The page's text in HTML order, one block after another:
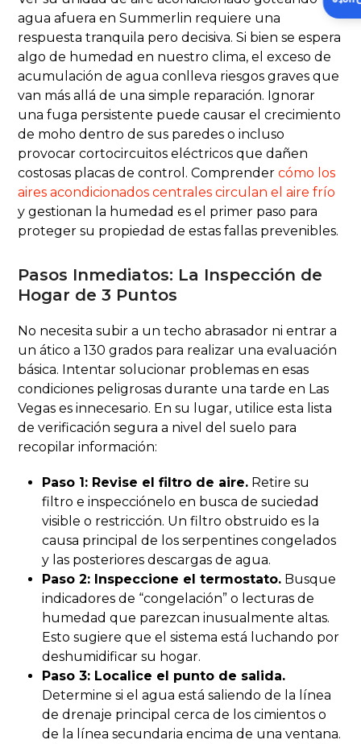
agua afuera en Summerlin requiere una
respuesta tranquila pero decisiva. Si bien se espera
algo de humedad en nuestro clima, el exceso de
acumulación de agua conlleva riesgos graves que
van más allá de una simple reparación. Ignorar
una fuga persistente puede causar el crecimiento
de moho dentro de sus paredes o incluso
provocar cortocircuitos eléctricos que dañen
costosas placas de control. Comprendercómo los
aires acondicionados centrales circulan el aire frío
y gestionan la humedad es el primer paso para
proteger su propiedad de estas fallas prevenibles.
Pasos Inmediatos: La Inspección de
Hogar de 3 Puntos
No necesita subir a un techo abrasador ni entrar a
un ático a 130 grados para realizar una evaluación
básica. Intentar solucionar problemas en esas
condiciones peligrosas durante una tarde en Las
Vegas es innecesario. En su lugar, utilice esta lista
de verificación segura a nivel del suelo para
recopilar información:
Paso 1: Revise el filtro de aire. Retire su
filtro e inspecciónelo en busca de suciedad
visible o restricción. Un filtro obstruido es la
causa principal de los serpentines congelados
y las posteriores descargas de agua.
Paso 2: Inspeccione el termostato. Busque
indicadores de “congelación” o lecturas de
humedad que parezcan inusualmente altas.
Esto sugiere que el sistema está luchando por
deshumidificar su hogar.
Paso 3: Localice el punto de salida.
Determine si el agua está saliendo de la línea
de drenaje principal cerca de los cimientos o
de la línea secundaria encima de una ventana.